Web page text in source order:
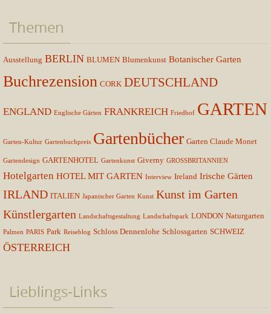
Themen
Ausstellung BERLIN BLUMEN Blumenkunst Botanischer Garten
Buchrezension CORK DEUTSCHLAND
ENGLAND Englische Gärten FRANKREICH Friedhof GARTEN
Garten-Kultur Gartenbuchpreis Gartenbücher Garten Claude Monet
Gartendesign GARTENHOTEL Gartenkunst Giverny GROSSBRITANNIEN
Hotelgarten HOTEL MIT GARTEN Interview Ireland Irische Gärten
IRLAND ITALIEN Japanischer Garten Kunst Kunst im Garten
Künstlergarten Landschaftsgestaltung Landschaftspark LONDON Naturgarten
Palmen PARIS Park Reiseblog Schloss Dennenlohe Schlossgarten SCHWEIZ
ÖSTERREICH
Lieblings-Links